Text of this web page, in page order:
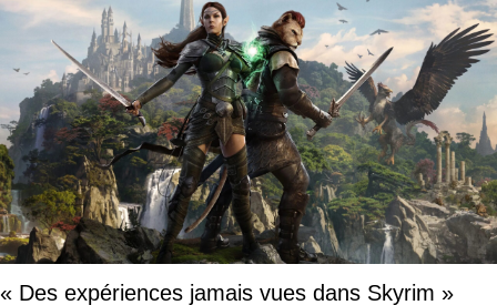
« Des expériences jamais vues dans Skyrim »